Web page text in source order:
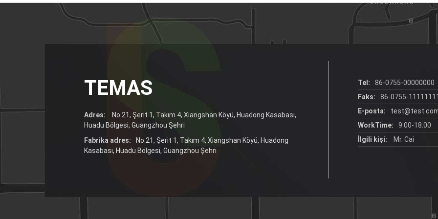
TEMAS
Adres:
No.21, Şerit 1, Takım 4, Xiangshan Köyü, Huadong Kasabası,
Huadu Bölgesi, Guangzhou Şehri
Fabrika adres:
No.21, Şerit 1, Takım 4, Xiangshan Köyü, Huadong
Kasabası, Huadu Bölgesi, Guangzhou Şehri
Tel:
86-0755-00000000
Faks:
86-0755-
E-posta:
WorkTime:
9:00-18:00
İlgili kişi:
Mr. Cai